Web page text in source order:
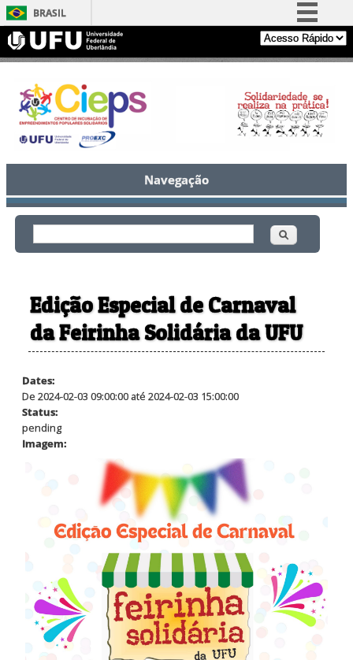
BRASIL
Simplifique!
Comunica BR
Participe
Acesso à informação
Legislação
Canais
Navegação
Formulário de busca
Buscar
Edição Especial de Carnaval
da Feirinha Solidária da UFU
Dates:
De 2024-02-03 09:00:00 até 2024-02-03 15:00:00
Status:
pending
Imagem: